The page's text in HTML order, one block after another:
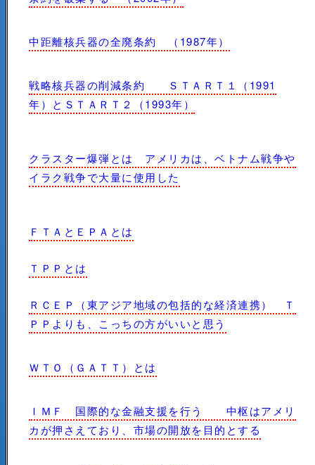
中距離核兵器の全廃条約 （1987年）
戦略核兵器の削減条約 ＳＴＡＲＴ１（1991
年）とＳＴＡＲＴ２（1993年）
クラスター爆弾とは アメリカは、ベトナム戦争や
イラク戦争で大量に使用した
ＦＴＡとＥＰＡとは
ＴＰＰとは
ＲＣＥＰ（東アジア地域の包括的な経済連携） Ｔ
ＰＰよりも、こっちの方がいいと思う
ＷＴＯ（ＧＡＴＴ）とは
ＩＭＦ 国際的な金融支援を行う 中枢はアメリ
カが押さえており、市場の開放を目的とする